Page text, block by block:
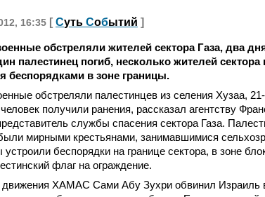
16:35 [ Суть Событий ]
обстреляли жителей сектора Газа, два
палестинец погиб, несколько жителей
беспорядками в зоне границы.
обстреляли палестинцев из селения Хузаа,
получили ранения, рассказал агентству
службы спасения сектора Газа.
мирными крестьянами, занимавшимися
устроили беспорядки на границе сектора, в зоне
флаг на ограждение.
движения ХАМАС Сами Абу Зухри обвинил Израиль